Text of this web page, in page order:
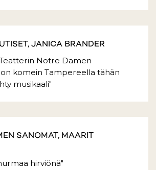
JANICA BRANDER
Notre Damen
komein Tampereella tähän
musikaali"
SANOMAT, MAARIT
hirviönä"